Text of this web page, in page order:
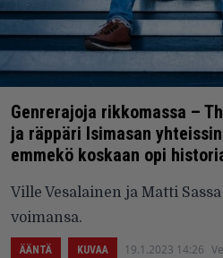
Genrerajoja rikkomassa –
ja räppäri Isimasan
emmekö koskaan opi
Ville Vesalainen ja Matti
voimansa.
ÄÄNTÄ KUVAA 19.1.2023 14:26